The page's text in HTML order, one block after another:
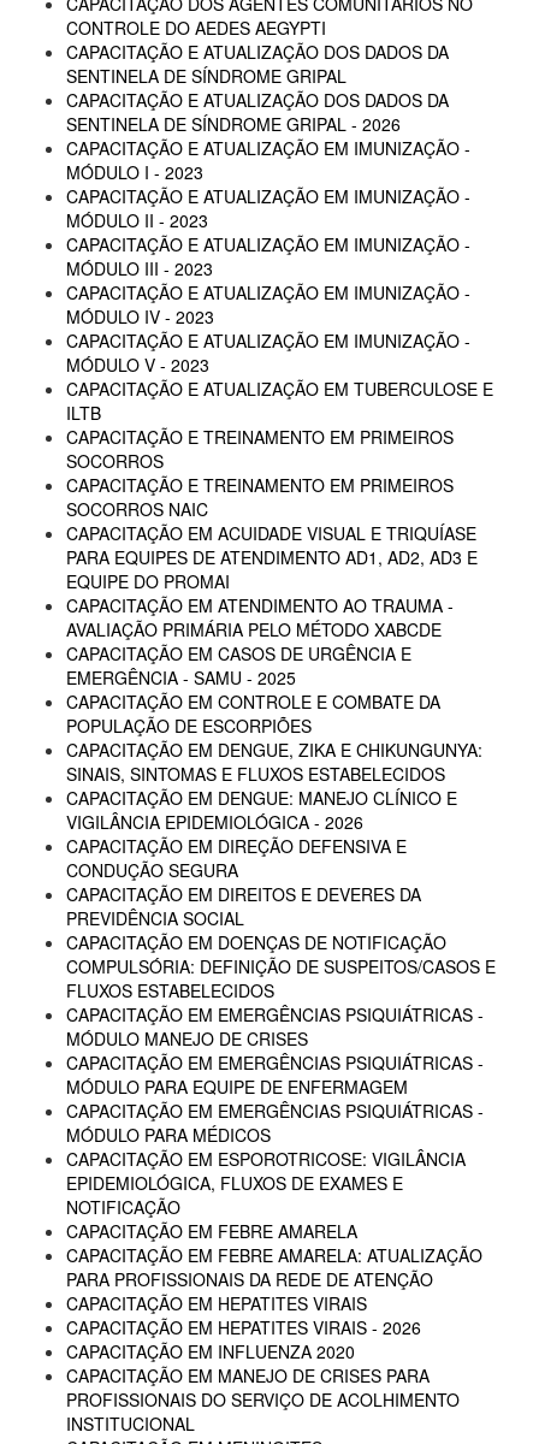
CONTROLE DO AEDES AEGYPTI
CAPACITAÇÃO E ATUALIZAÇÃO DOS DADOS DA
SENTINELA DE SÍNDROME GRIPAL
CAPACITAÇÃO E ATUALIZAÇÃO DOS DADOS DA
SENTINELA DE SÍNDROME GRIPAL - 2026
CAPACITAÇÃO E ATUALIZAÇÃO EM IMUNIZAÇÃO -
MÓDULO I - 2023
CAPACITAÇÃO E ATUALIZAÇÃO EM IMUNIZAÇÃO -
MÓDULO II - 2023
CAPACITAÇÃO E ATUALIZAÇÃO EM IMUNIZAÇÃO -
MÓDULO III - 2023
CAPACITAÇÃO E ATUALIZAÇÃO EM IMUNIZAÇÃO -
MÓDULO IV - 2023
CAPACITAÇÃO E ATUALIZAÇÃO EM IMUNIZAÇÃO -
MÓDULO V - 2023
CAPACITAÇÃO E ATUALIZAÇÃO EM TUBERCULOSE E
ILTB
CAPACITAÇÃO E TREINAMENTO EM PRIMEIROS
SOCORROS
CAPACITAÇÃO E TREINAMENTO EM PRIMEIROS
SOCORROS NAIC
CAPACITAÇÃO EM ACUIDADE VISUAL E TRIQUÍASE
PARA EQUIPES DE ATENDIMENTO AD1, AD2, AD3 E
EQUIPE DO PROMAI
CAPACITAÇÃO EM ATENDIMENTO AO TRAUMA -
AVALIAÇÃO PRIMÁRIA PELO MÉTODO XABCDE
CAPACITAÇÃO EM CASOS DE URGÊNCIA E
EMERGÊNCIA - SAMU - 2025
CAPACITAÇÃO EM CONTROLE E COMBATE DA
POPULAÇÃO DE ESCORPIÕES
CAPACITAÇÃO EM DENGUE, ZIKA E CHIKUNGUNYA:
SINAIS, SINTOMAS E FLUXOS ESTABELECIDOS
CAPACITAÇÃO EM DENGUE: MANEJO CLÍNICO E
VIGILÂNCIA EPIDEMIOLÓGICA - 2026
CAPACITAÇÃO EM DIREÇÃO DEFENSIVA E
CONDUÇÃO SEGURA
CAPACITAÇÃO EM DIREITOS E DEVERES DA
PREVIDÊNCIA SOCIAL
CAPACITAÇÃO EM DOENÇAS DE NOTIFICAÇÃO
COMPULSÓRIA: DEFINIÇÃO DE SUSPEITOS/CASOS E
FLUXOS ESTABELECIDOS
CAPACITAÇÃO EM EMERGÊNCIAS PSIQUIÁTRICAS -
MÓDULO MANEJO DE CRISES
CAPACITAÇÃO EM EMERGÊNCIAS PSIQUIÁTRICAS -
MÓDULO PARA EQUIPE DE ENFERMAGEM
CAPACITAÇÃO EM EMERGÊNCIAS PSIQUIÁTRICAS -
MÓDULO PARA MÉDICOS
CAPACITAÇÃO EM ESPOROTRICOSE: VIGILÂNCIA
EPIDEMIOLÓGICA, FLUXOS DE EXAMES E
NOTIFICAÇÃO
CAPACITAÇÃO EM FEBRE AMARELA
CAPACITAÇÃO EM FEBRE AMARELA: ATUALIZAÇÃO
PARA PROFISSIONAIS DA REDE DE ATENÇÃO
CAPACITAÇÃO EM HEPATITES VIRAIS
CAPACITAÇÃO EM HEPATITES VIRAIS - 2026
CAPACITAÇÃO EM INFLUENZA 2020
CAPACITAÇÃO EM MANEJO DE CRISES PARA
PROFISSIONAIS DO SERVIÇO DE ACOLHIMENTO
INSTITUCIONAL